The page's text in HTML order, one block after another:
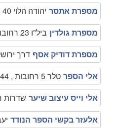
מספרת אתסר יהודה הלוי 40 רחובות , 089419541
מספרת גולדין ביל"ו 23 רחובות , 089411966
מספרת דודיק אסף דרך ירושלים 15 רחובות ,
אלי הספר טלר 5 רחובות , 0526943844
אלי וייס עיצוב שיער שדרות חן 30 רחובות ,
אלעזר בקשי הספר הנודד יעבץ 15